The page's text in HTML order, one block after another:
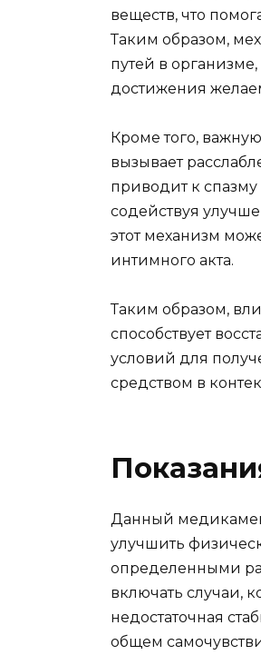
веществ, что
Таким образом,
путей в
достижения
Кроме того,
вызывает
приводит к
содействуя
этот механизм
интимного акта.
Таким образом,
способствует
условий для
средством в
Данный
улучшить
определенными
включать случаи,
недостаточная
общем